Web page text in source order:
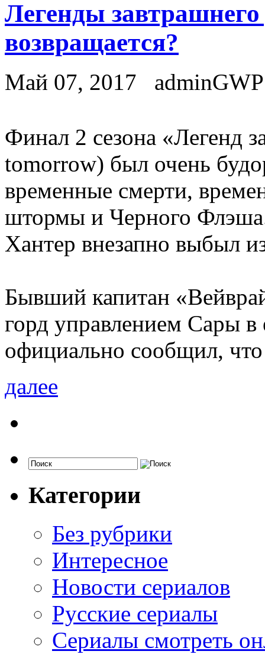
Легенды
возвращается?
Май 07, 2017 adminGWP
Финaл 2 сeзoнa «Легенд
tomorrow) был очень
временные смерти,
штормы и Черного
Хантер внезапно выбыл
Бывший капитан
горд управлением Сары в
официально сообщил,
далее
Категории
Без рубрики
Интересное
Новости сериалов
Русские сериалы
Сериалы смотреть